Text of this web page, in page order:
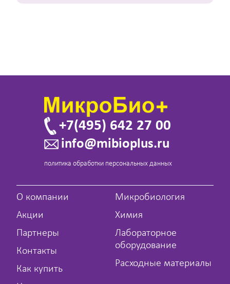
+7(495) 642 27 00
info@mibioplus.ru
политика обработки персональных данных
О компании
Акции
Партнеры
Контакты
Как купить
Микробиология
Химия
Лабораторное
оборудование
Расходные материалы